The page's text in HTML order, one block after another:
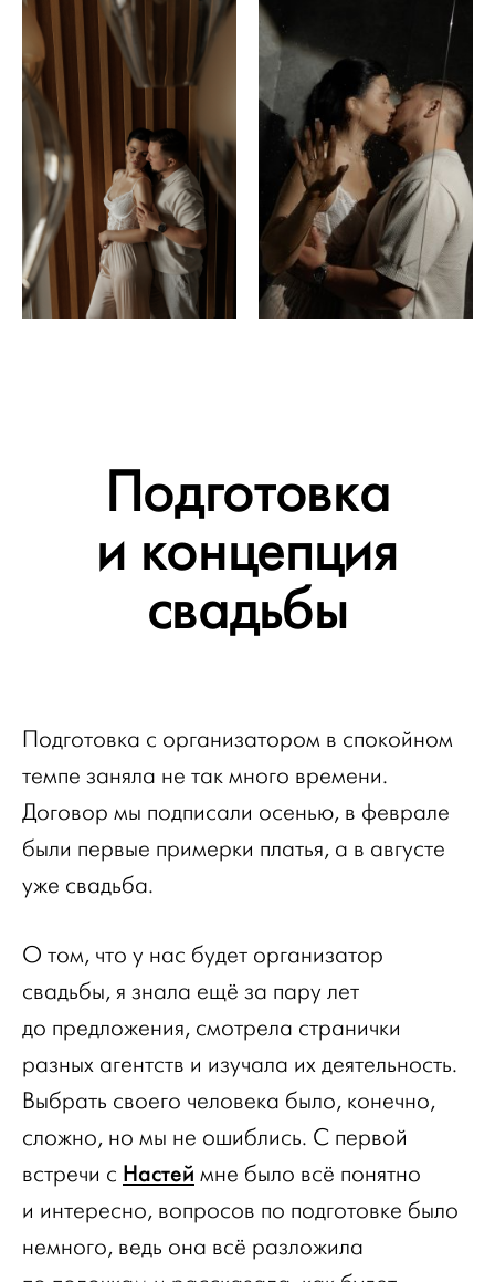
Подготовка
и концепция
свадьбы
Подготовка с организатором в спокойном
темпе заняла не так много времени.
Договор мы подписали осенью, в феврале
были первые примерки платья, а в августе
уже свадьба.
О том, что у нас будет организатор
свадьбы, я знала ещё за пару лет
до предложения, смотрела странички
разных агентств и изучала их деятельность.
Выбрать своего человека было, конечно,
сложно, но мы не ошиблись. С первой
встречи с Настей мне было всё понятно
и интересно, вопросов по подготовке было
немного, ведь она всё разложила